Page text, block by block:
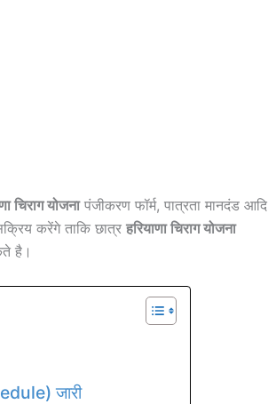
चिराग योजनापंजीकरण फॉर्म, पात्रता मानदंड आदि
करेंगे ताकि छात्र हरियाणा चिराग योजना
है।
जारी